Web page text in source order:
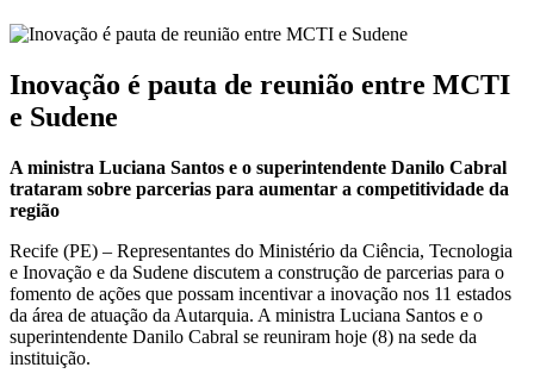
Inovação é pauta de reunião entre MCTI
e Sudene
A ministra Luciana Santos e o superintendente Danilo Cabral
trataram sobre parcerias para aumentar a competitividade da
região
Recife (PE) – Representantes do Ministério da Ciência, Tecnologia
e Inovação e da Sudene discutem a construção de parcerias para o
fomento de ações que possam incentivar a inovação nos 11 estados
da área de atuação da Autarquia. A ministra Luciana Santos e o
superintendente Danilo Cabral se reuniram hoje (8) na sede da
instituição.